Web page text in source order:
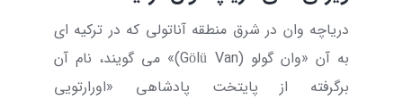
دریاچه وان در شرق منطقه آناتولی که در ترکیه ای
به آن «وان گولو (Van
Gölü)» می گویند، نام آن
برگرفته از پایتخت پادشاهی «اورارتویی